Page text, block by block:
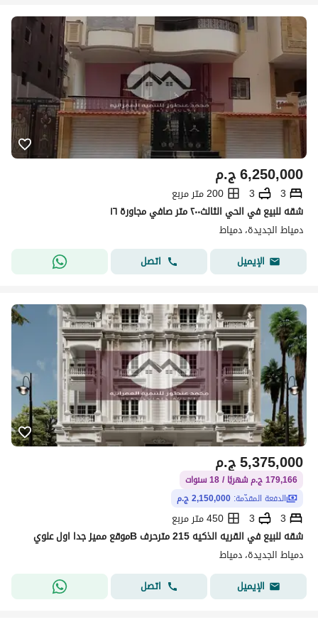
ج.م6,250,000
3
3
200 متر مربع
شقه للبيع في الحي الثالث٢٠٠ متر صافي مجاورة ١٦
دمياط الجديدة، دمياط
الإيميل
اتصل
ج.م5,375,000
179,166 ج.م شهريًا / 18 سنوات
الدفعة المقدّمة: 2,150,000 ج.م
3
3
450 متر مربع
شقه للبيع في القريه الذكيه 215 مترحرف Bموقع مميز جدا اول علوي
دمياط الجديدة، دمياط
الإيميل
اتصل